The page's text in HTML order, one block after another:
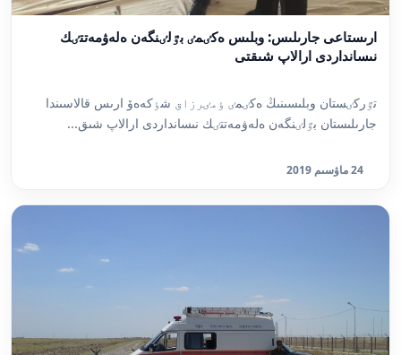
ارىستاعى جارىلىس: وبلىس ەكٸمٸ بٷلٸنگەن ەلەۋمەتتٸك
نىسانداردى ارالاپ شىقتى
تٷركٸستان وبلىسىنىڭ ەكٸمٸ ٶمٸرزاق شٶكەەۆ ارىس قالاسىندا
جارىلىستان بٷلٸنگەن ەلەۋمەتتٸك نىسانداردى ارالاپ شىق...
24 ماۋسىم 2019